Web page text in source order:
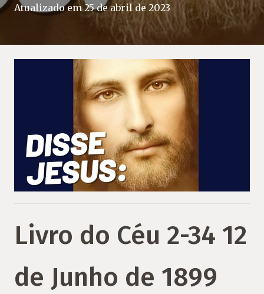
Atualizado em25 de abril de 2023
Livro do Céu 2-34 12
de Junho de 1899